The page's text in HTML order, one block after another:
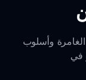
وأسلوب